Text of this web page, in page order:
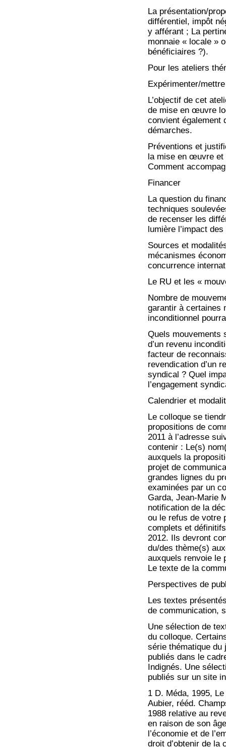
La présentation/
différentiel, impôt
y afférant ; La
monnaie « locale »
bénéficiaires ?).
Pour les ateliers
Expérimenter/
L’objectif de cet
de mise en œuvre
convient également
démarches.
Préventions et
la mise en œuvre et
Comment
Financer
La question du
techniques
de recenser les
lumière l’impact
Sources et
mécanismes
concurrence
Le RU et les «
Nombre de
garantir à certaines
inconditionnel
Quels mouvements
d’un revenu
facteur de
revendication d’un
syndical ? Quel
l’engagement
Calendrier et
Le colloque se
propositions de
2011 à l’adresse
contenir : Le(s)
auxquels la
projet de
grandes lignes du
examinées par un
Garda, Jean-Marie
notification de la
ou le refus de votre
complets et
2012. Ils devront
du/des thème(s)
auxquels renvoie le
Le texte de la
Perspectives de
Les textes
de communication,
Une sélection de
du colloque.
série thématique du
publiés dans le
Indignés. Une
publiés sur un site
1 D. Méda, 1995,
Aubier, rééd.
1988 relative au
en raison de son
l’économie et de
droit d’obtenir de la